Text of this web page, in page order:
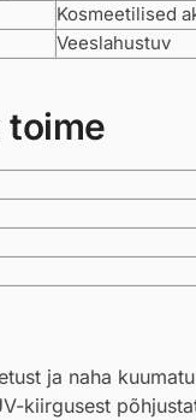
Kosmeetilised
Veeslahustuv
toime
ja naha
kiirgusest